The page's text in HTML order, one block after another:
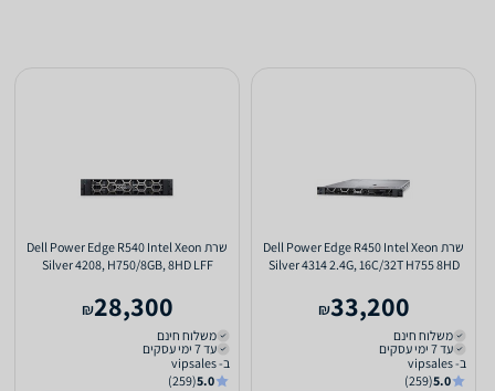
שרת Dell Power Edge R450 Intel Xeon
Silver 4314 2.4G, 16C/32T H755 8HD
33,200
₪
משלוח חינם
עד 7 ימי עסקים
ב- vipsales
5.0
(259)
שרת Dell Power Edge R540 Intel Xeon
Silver 4208, H750/8GB, 8HD LFF
28,300
₪
משלוח חינם
עד 7 ימי עסקים
ב- vipsales
5.0
(259)